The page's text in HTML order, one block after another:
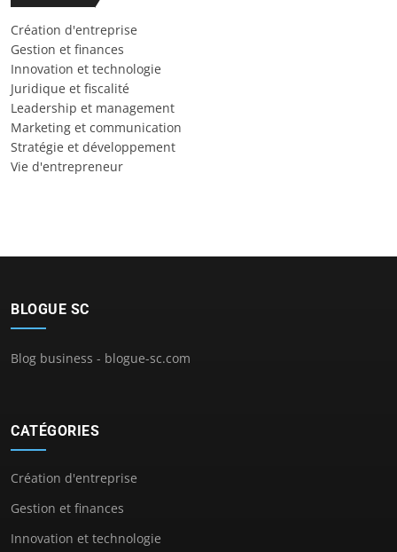
Création d'entreprise
Gestion et finances
Innovation et technologie
Juridique et fiscalité
Leadership et management
Marketing et communication
Stratégie et développement
Vie d'entrepreneur
BLOGUE SC
Blog business - blogue-sc.com
CATÉGORIES
Création d'entreprise
Gestion et finances
Innovation et technologie